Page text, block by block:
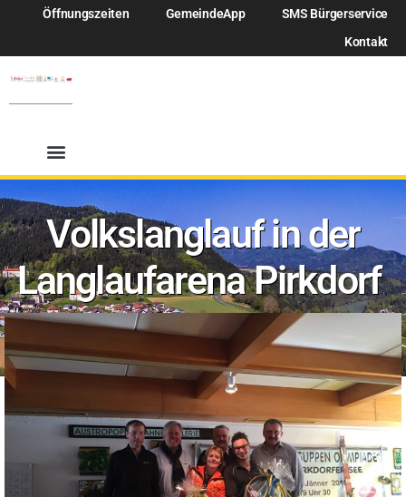
Öffnungszeiten GemeindeApp
SMS Bürgerservice
Kontakt
Volkslanglauf in der
Langlaufarena Pirkdorf